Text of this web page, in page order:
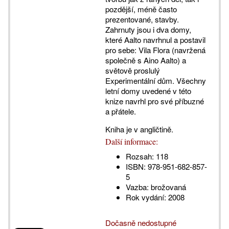
pozdější, méně často
prezentované, stavby.
Zahrnuty jsou i dva domy,
které Aalto navrhnul a postavil
pro sebe: Vila Flora (navržená
společně s Aino Aalto) a
světově proslulý
Experimentální dům. Všechny
letní domy uvedené v této
knize navrhl pro své příbuzné
a přátele.
Kniha je v angličtině.
Další informace:
Rozsah: 118
ISBN: 978-951-682-857-
5
Vazba: brožovaná
Rok vydání: 2008
Dočasně nedostupné